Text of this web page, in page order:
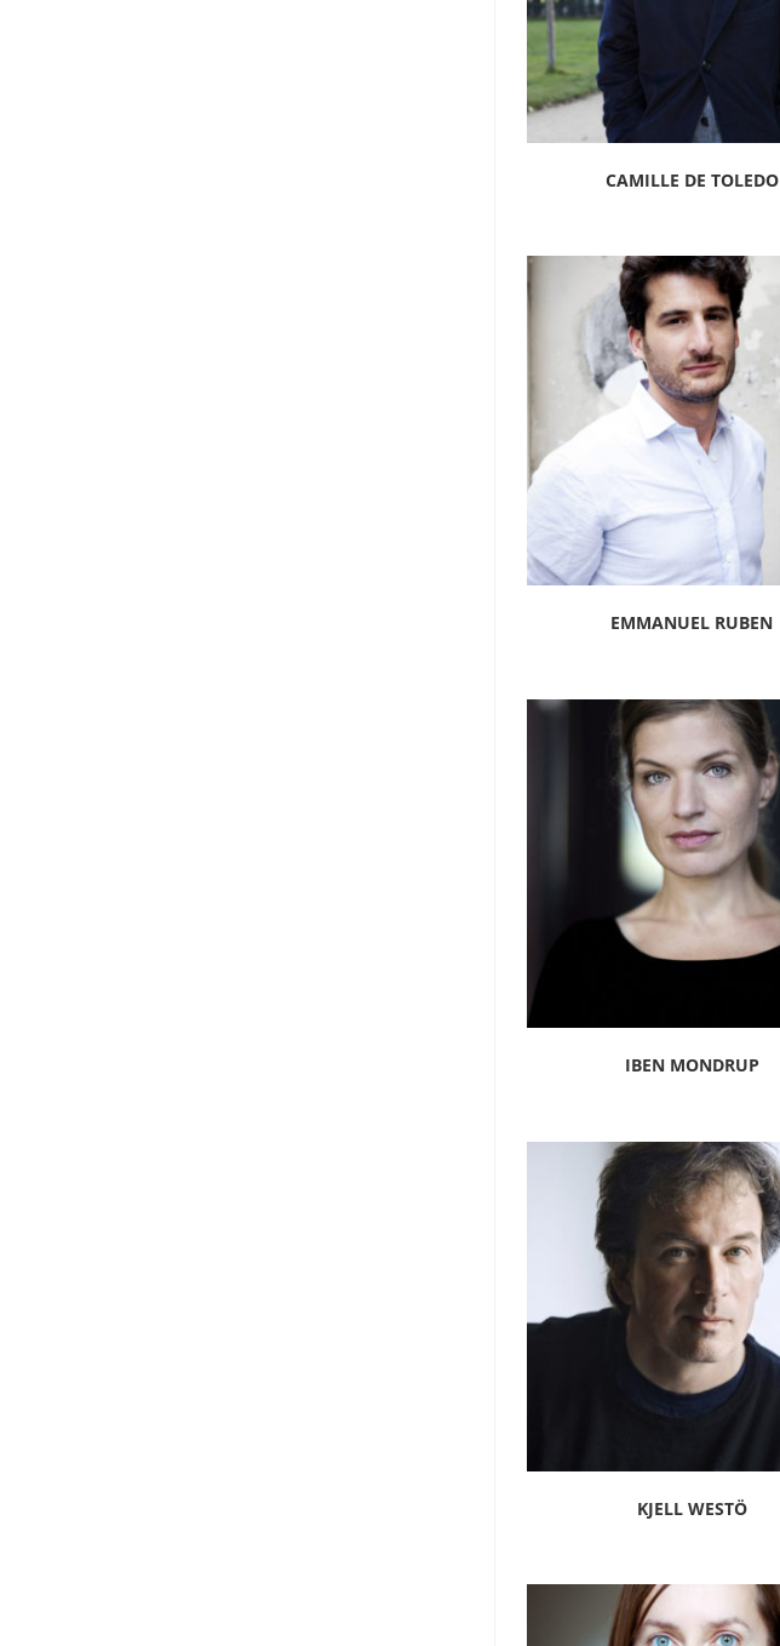
CAMILLE DE TOLEDO
EMMANUEL RUBEN
IBEN MONDRUP
KJELL WESTÖ